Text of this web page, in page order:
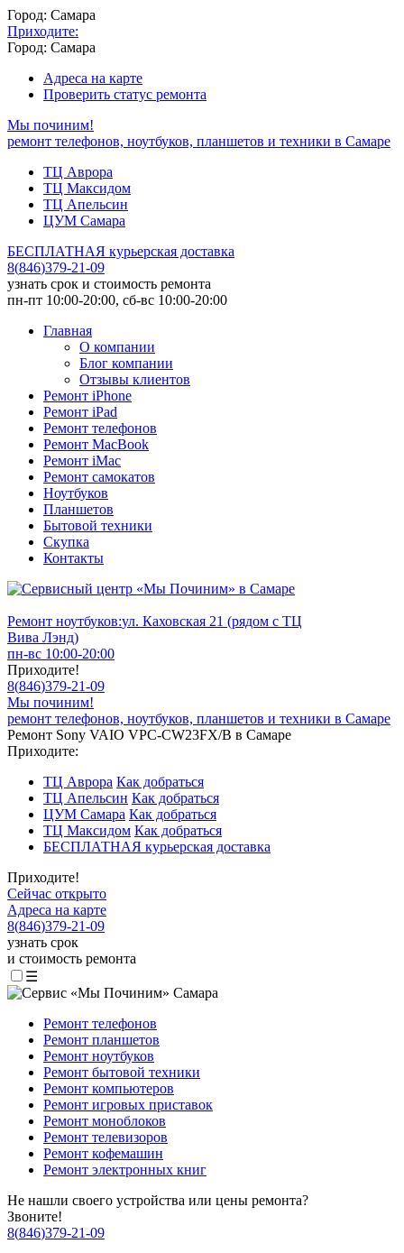
Город: Самара
Приходите:
Город: Самара
Адреса на карте
Проверить статус ремонта
Мы починим!
ремонт телефонов, ноутбуков, планшетов и техники в Самаре
ТЦ Аврора
ТЦ Максидом
ТЦ Апельсин
ЦУМ Самара
БЕСПЛАТНАЯ курьерская доставка
8(846)379-21-09
узнать срок и стоимость ремонта
пн-пт 10:00-20:00, сб-вс 10:00-20:00
Главная
О компании
Блог компании
Отзывы клиентов
Ремонт iPhone
Ремонт iPad
Ремонт телефонов
Ремонт MacBook
Ремонт iMac
Ремонт самокатов
Ноутбуков
Планшетов
Бытовой техники
Скупка
Контакты
Ремонт ноутбуков:ул. Каховская 21 (рядом с ТЦ
Вива Лэнд)
пн-вс 10:00-20:00
Приходите!
8(846)379-21-09
Мы починим!
ремонт телефонов, ноутбуков, планшетов и техники в Самаре
Ремонт Sony VAIO VPC-CW23FX/B в Самаре
Приходите:
ТЦ Аврора Как добраться
ТЦ Апельсин Как добраться
ЦУМ Самара Как добраться
ТЦ Максидом Как добраться
БЕСПЛАТНАЯ курьерская доставка
Приходите!
Сейчас открыто
Адреса на карте
8(846)379-21-09
узнать срок
и стоимость ремонта
☰
Ремонт телефонов
Ремонт планшетов
Ремонт ноутбуков
Ремонт бытовой техники
Ремонт компьютеров
Ремонт игровых приставок
Ремонт моноблоков
Ремонт телевизоров
Ремонт кофемашин
Ремонт электронных книг
Не нашли своего устройства или цены ремонта?
Звоните!
8(846)379-21-09